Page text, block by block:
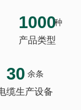
1000种
产品类型
30 余条
缆生产设备